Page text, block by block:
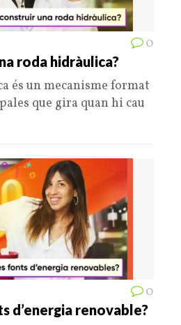
0
roda hidràulica?
és un mecanisme format
que gira quan hi cau
0
d’energia renovable?